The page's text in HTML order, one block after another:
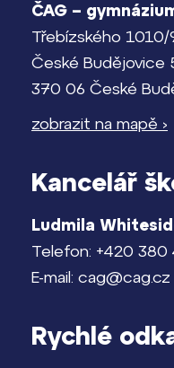
ČAG –
Třebízského 1010/
České Budějovice
370 06 České
zobrazit na mapě ›
Kancelář
Ludmila
Telefon: +420 380
E-mail: cag@cag.cz
Rychlé